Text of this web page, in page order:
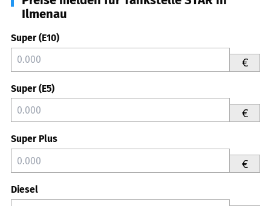
Ilmenau
Super (E10)
€
Super (E5)
€
Super Plus
€
Diesel